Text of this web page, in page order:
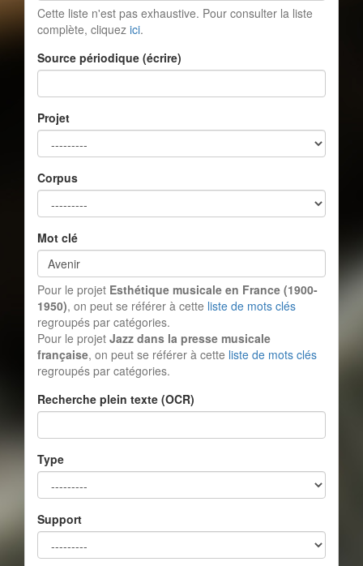
Cette liste n'est pas exhaustive. Pour consulter la liste
complète, cliquez ici.
Source périodique (écrire)
Projet
Corpus
Mot clé
Pour le projet Esthétique musicale en France (1900-
1950), on peut se référer à cette liste de mots clés
regroupés par catégories.
Pour le projet Jazz dans la presse musicale
française, on peut se référer à cette liste de mots clés
regroupés par catégories.
Recherche plein texte (OCR)
Type
Support